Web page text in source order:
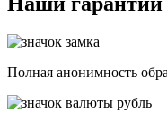
Полная анонимность